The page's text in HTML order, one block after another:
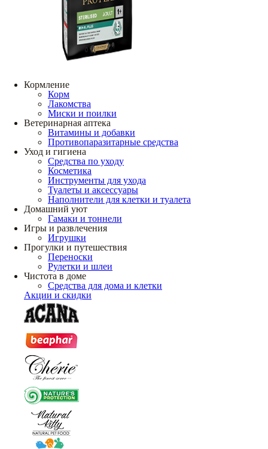
Кормление
Корм
Лакомства
Миски и поилки
Ветеринарная аптека
Витамины и добавки
Противопаразитарные средства
Уход и гигиена
Средства по уходу
Косметика
Инструменты для ухода
Туалеты и аксессуары
Наполнители для клетки и туалета
Домашний уют
Гамаки и тоннели
Игры и развлечения
Игрушки
Прогулки и путешествия
Переноски
Рулетки и шлеи
Чистота в доме
Средства для дома и клетки
Акции и скидки